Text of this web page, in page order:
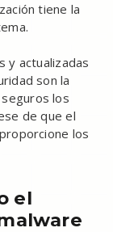
tiene la
y actualizadas
son la
los
de que el
los
el